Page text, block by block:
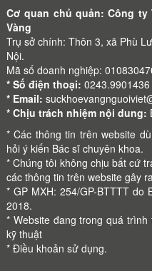
Cơ quan chủ quản: Công ty
Vàng
Trụ sở chính: Thôn 3, xã Phù
Nội.
Mã số doanh nghiệp:
* Số điện thoại: 0243.9901436
* Email:
* Chịu trách nhiệm nội dung:
* Các thông tin trên website
hỏi ý kiến Bác sĩ chuyên khoa.
* Chúng tôi không chịu bất cứ
các thông tin trên website gây
* GP MXH: 254/GP-BTTTT
2018.
* Website đang trong quá
kỹ thuật
* Điều khoản sử dụng.